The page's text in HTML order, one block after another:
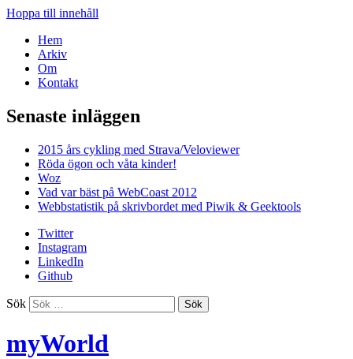
Hoppa till innehåll
Hem
Arkiv
Om
Kontakt
Senaste inläggen
2015 års cykling med Strava/Veloviewer
Röda ögon och våta kinder!
Woz
Vad var bäst på WebCoast 2012
Webbstatistik på skrivbordet med Piwik & Geektools
Twitter
Instagram
LinkedIn
Github
Sök
myWorld